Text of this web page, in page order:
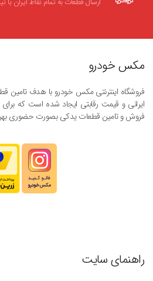
مکس خودرو
فروشگاه اینترنتی مکس خودرو با هدف تامین
فروش و تامین قطعات یدکی بصورت حضوری
راهنمای سایت